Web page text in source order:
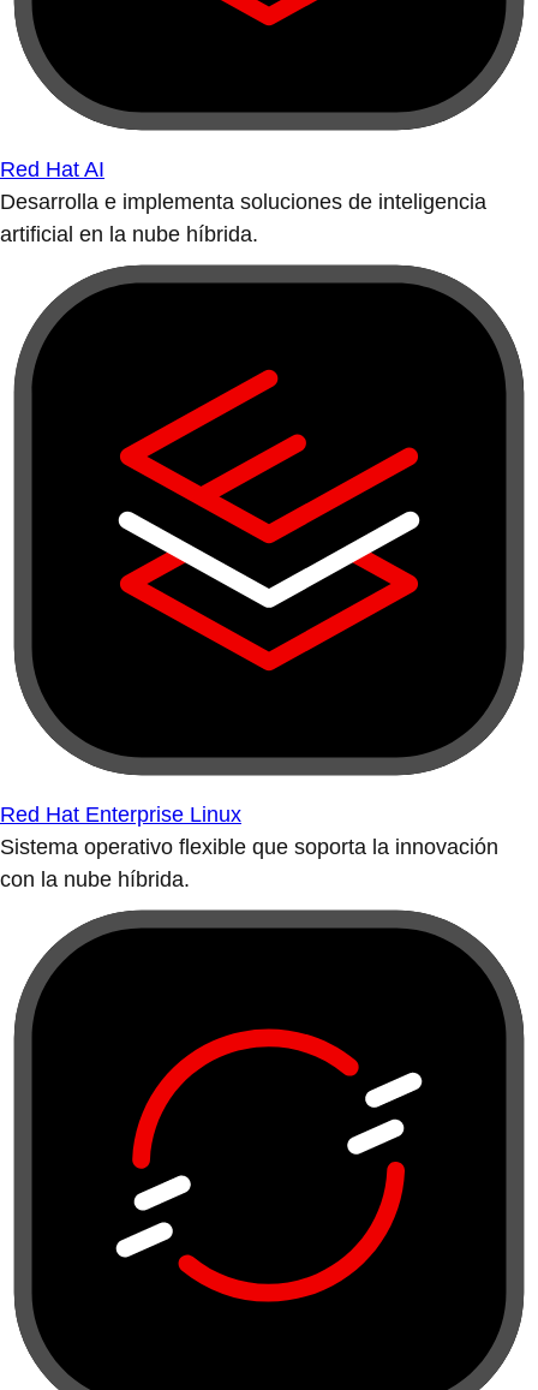
Red Hat AI
Desarrolla e implementa soluciones de inteligencia
artificial en la nube híbrida.
Red Hat Enterprise Linux
Sistema operativo flexible que soporta la innovación
con la nube híbrida.